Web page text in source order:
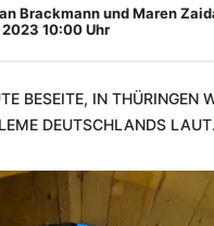
Brackmann und Maren
10:00 Uhr
beseite, in Thüringen
Deutschlands laut.